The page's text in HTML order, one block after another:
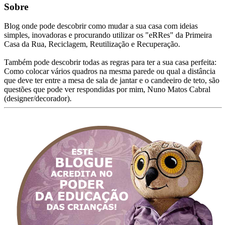
Sobre
Blog onde pode descobrir como mudar a sua casa com ideias
simples, inovadoras e procurando utilizar os "eRRes" da Primeira
Casa da Rua, Reciclagem, Reutilização e Recuperação.
Também pode descobrir todas as regras para ter a sua casa perfeita:
Como colocar vários quadros na mesma parede ou qual a distância
que deve ter entre a mesa de sala de jantar e o candeeiro de teto, são
questões que pode ver respondidas por mim, Nuno Matos Cabral
(designer/decorador).